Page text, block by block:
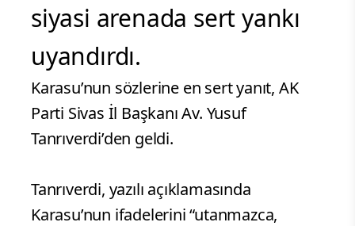
siyasi arenada sert yankı
uyandırdı.
Karasu’nun sözlerine en sert yanıt, AK
Parti Sivas İl Başkanı Av. Yusuf
Tanrıverdi’den geldi.
Tanrıverdi, yazılı açıklamasında
Karasu’nun ifadelerini “utanmazca,